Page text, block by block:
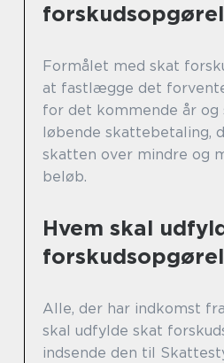
Formålet med skat
at fastlægge det
for det kommende år og
løbende skattebetaling,
skatten over mindre og
beløb.
Hvem skal
Alle, der har indkomst
skal udfylde skat
indsende den til